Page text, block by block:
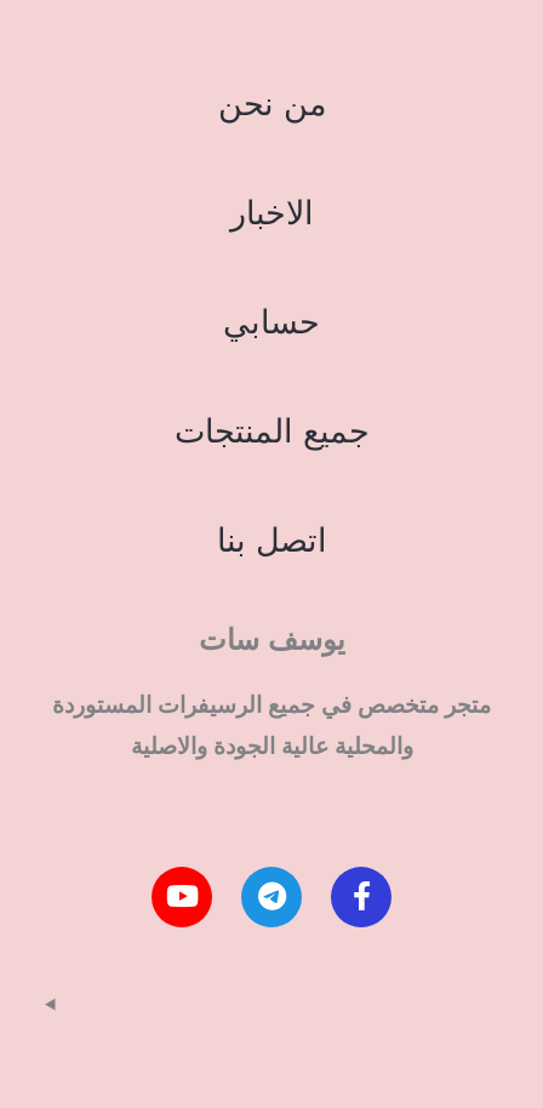
من نحن
الاخبار
حسابي
جميع المنتجات
اتصل بنا
يوسف سات
متجر متخصص في جميع الرسيفرات المستوردة
والمحلية عالية الجودة والاصلية